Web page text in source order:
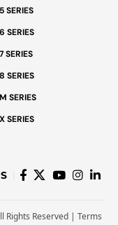
SERIES
SERIES
SERIES
SERIES
SERIES
SERIES
Rights Reserved | Terms